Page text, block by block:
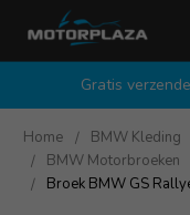
Gratis
Home BMW Kleding
BMW Motorbroeken
Broek BMW GS